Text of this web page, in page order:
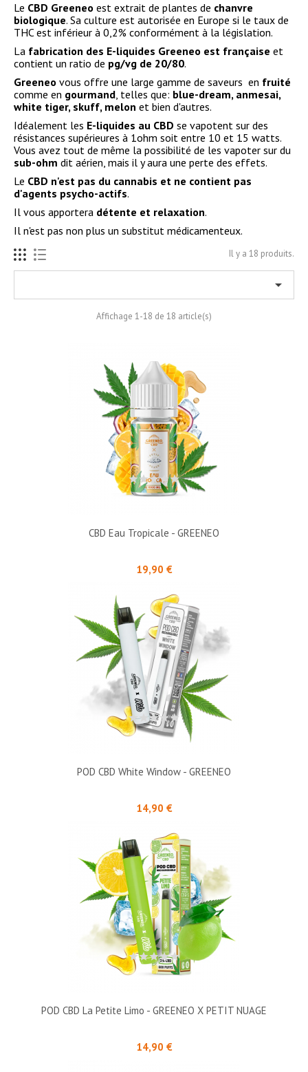
Le CBD Greeneo est extrait de plantes de chanvre
biologique. Sa culture est autorisée en Europe si le taux de
THC est inférieur à 0,2% conformément à la législation.
La fabrication des E-liquides Greeneo est française et
contient un ratio de pg/vg de 20/80.
Greeneo vous offre une large gamme de saveurs en fruité
comme en gourmand, telles que: blue-dream, anmesai,
white tiger, skuff, melon et bien d'autres.
Idéalement les E-liquides au CBD se vapotent sur des
résistances supérieures à 1ohm soit entre 10 et 15 watts.
Vous avez tout de même la possibilité de les vapoter sur du
sub-ohm dit aérien, mais il y aura une perte des effets.
Le CBD n'est pas du cannabis et ne contient pas
d'agents psycho-actifs.
Il vous apportera détente et relaxation.
Il n'est pas non plus un substitut médicamenteux.
Il y a 18 produits.

Affichage 1-18 de 18 article(s)
CBD Eau Tropicale - GREENEO
19,90 €Prix
POD CBD White Window - GREENEO
14,90 €Prix
POD CBD La Petite Limo - GREENEO X PETIT NUAGE
14,90 €Prix